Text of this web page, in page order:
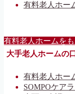
有料老人ホー
有料老人ホームをも
大手老人ホームの
有料老人ホー
SOMPOケア